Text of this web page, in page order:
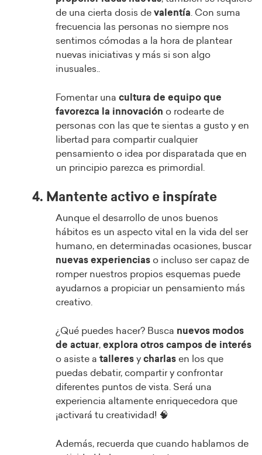
de una cierta dosis de valentía. Con suma
frecuencia las personas no siempre nos
sentimos cómodas a la hora de plantear
nuevas iniciativas y más si son algo
inusuales..
Fomentar una cultura de equipo que
favorezca la innovación o rodearte de
personas con las que te sientas a gusto y en
libertad para compartir cualquier
pensamiento o idea por disparatada que en
un principio parezca es primordial.
4. Mantente activo e inspírate
Aunque el desarrollo de unos buenos
hábitos es un aspecto vital en la vida del ser
humano, en determinadas ocasiones, buscar
nuevas experiencias o incluso ser capaz de
romper nuestros propios esquemas puede
ayudarnos a propiciar un pensamiento más
creativo.
¿Qué puedes hacer? Busca nuevos modos
de actuar, explora otros campos de interés
o asiste a talleres y charlas en los que
puedas debatir, compartir y confrontar
diferentes puntos de vista. Será una
experiencia altamente enriquecedora que
¡activará tu creatividad! 🧠
Además, recuerda que cuando hablamos de